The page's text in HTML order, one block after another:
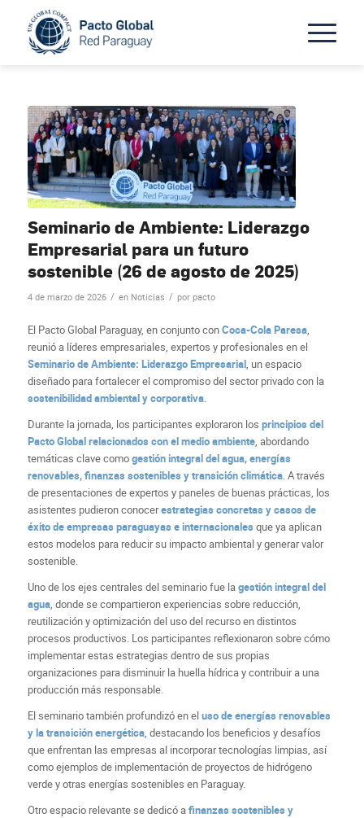
Seminario de Ambiente: Liderazgo
Empresarial para un futuro
sostenible (26 de agosto de 2025)
4 de marzo de 2026 / en Noticias / por pacto
El Pacto Global Paraguay, en conjunto conCoca-Cola Paresa,
reunió a líderes empresariales, expertos y profesionales en el
Seminario de Ambiente: Liderazgo Empresarial, un espacio
diseñado para fortalecer el compromiso del sector privado con la
sostenibilidad ambiental y corporativa.
Durante la jornada, los participantes exploraron los principios del
Pacto Global relacionados con el medio ambiente, abordando
temáticas clave comogestión integral del agua, energías
renovables, finanzas sostenibles y transición climática. A través
de presentaciones de expertos y paneles de buenas prácticas, los
asistentes pudieron conocerestrategias concretas y casos de
éxito de empresas paraguayas e internacionales que ya aplican
estos modelos para reducir su impacto ambiental y generar valor
sostenible.
Uno de los ejes centrales del seminario fue lagestión integral del
agua, donde se compartieron experiencias sobre reducción,
reutilización y optimización del uso del recurso en distintos
procesos productivos. Los participantes reflexionaron sobre cómo
implementar estas estrategias dentro de sus propias
organizaciones para disminuir la huella hídrica y contribuir a una
producción más responsable.
El seminario también profundizó en eluso de energías renovables
y la transición energética, destacando los beneficios y desafíos
que enfrentan las empresas al incorporar tecnologías limpias, así
como ejemplos de implementación de proyectos de hidrógeno
verde y otras energías sostenibles en Paraguay.
Otro espacio relevante se dedicó afinanzas sostenibles y